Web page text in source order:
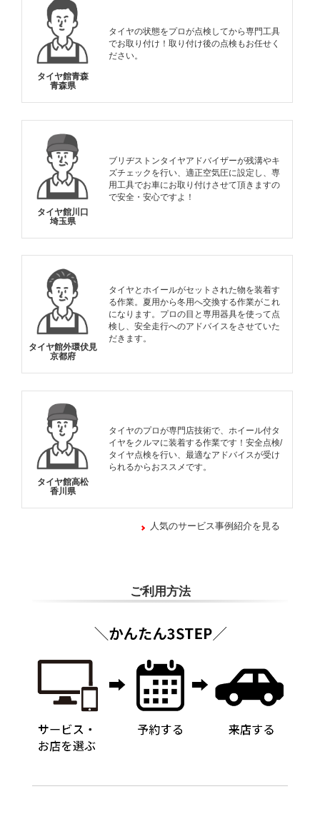
タイヤ館青森
青森県
タイヤの状態をプロが点検してから専門工具
でお取り付け！取り付け後の点検もお任せく
ださい。
タイヤ館川口
埼玉県
ブリヂストンタイヤアドバイザーが残溝やキ
ズチェックを行い、適正空気圧に設定し、専
用工具でお車にお取り付けさせて頂きますの
で安全・安心ですよ！
タイヤ館外環伏見
京都府
タイヤとホイールがセットされた物を装着す
る作業。夏用から冬用へ交換する作業がこれ
になります。プロの目と専用器具を使って点
検し、安全走行へのアドバイスをさせていた
だきます。
タイヤ館高松
香川県
タイヤのプロが専門店技術で、ホイール付タ
イヤをクルマに装着する作業です！安全点検/
タイヤ点検を行い、最適なアドバイスが受け
られるからおススメです。
人気のサービス事例紹介を見る
ご利用方法